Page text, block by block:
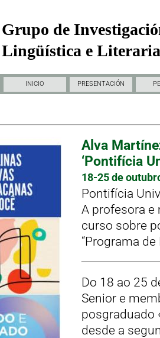
Grupo de
Lingüística e
INICIO PRESENTACIÓN
Alva
‘Pontifícia
18-25 de
Pontifícia
A profesora e
curso sobre
“Programa
Do 18 ao 25
Senior e
posgraduado
desde a